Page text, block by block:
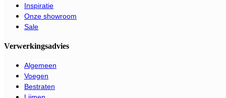
Inspiratie
Onze showroom
Sale
Verwerkingsadvies
Algemeen
Voegen
Bestraten